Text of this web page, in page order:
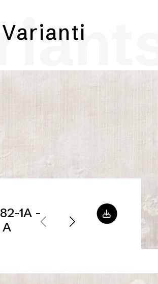
Varianti
1A -